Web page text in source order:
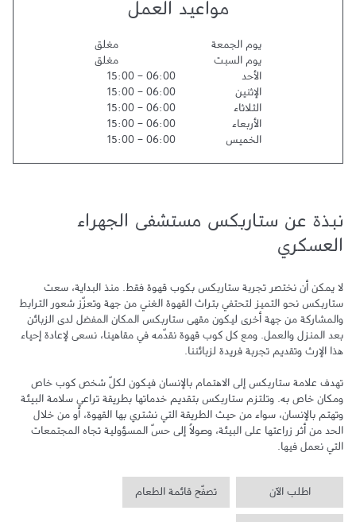
مواعيد العمل
يوم الجمعة
مغلق
يوم السبت
مغلق
الأحد
06:00
-
15:00
الإثنين
06:00
-
15:00
الثلاثاء
06:00
-
15:00
الأربعاء
06:00
-
15:00
الخميس
06:00
-
15:00
نبذة عن ستاربكس مستشفى الجهراء
العسكري
التي نعمل فيها.
اطلب الآن تصفّح قائمة الطعام